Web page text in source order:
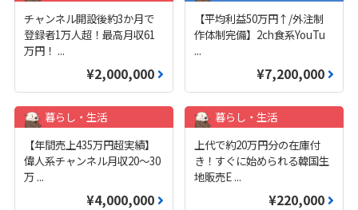
チャンネル開設後約3か月で
登録者1万人超！最高月収61
万円！ ...
¥2,000,000
【平均利益50万円↑/外注制
作体制完備】2ch食系YouTu
...
¥7,200,000
暮らし・生活
【年間売上435万円超実績】
偉人系チャンネル月収20～30
万 ...
¥4,000,000
暮らし・生活
上代で約20万円分の在庫付
き！すぐに始められる韓国生
地販売E ...
¥220,000